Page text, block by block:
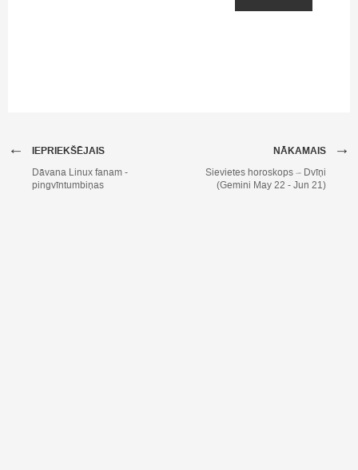
IEPRIEKŠĒJAIS
←
Dāvana Linux fanam -
pingvīntumbiņas
NĀKAMAIS →
Sievietes horoskops – Dvīņi
(Gemini May 22 - Jun 21)